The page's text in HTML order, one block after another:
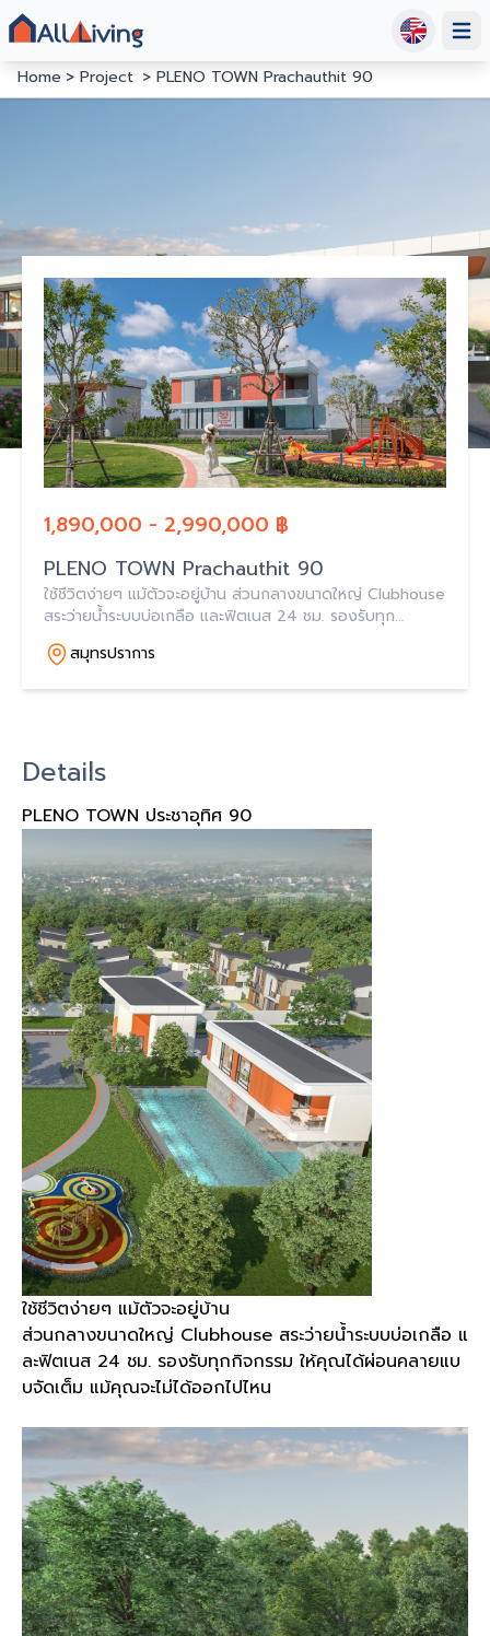
Home
Project PLENO TOWN Prachauthit 90
1,890,000 - 2,990,000 ฿
PLENO TOWN Prachauthit 90
ใช้ชีวิตง่ายๆ แม้ตัวจะอยู่บ้าน ส่วนกลางขนาดใหญ่ Clubhouse
สระว่ายน้ำระบบบ่อเกลือ และฟิตเนส 24 ชม. รองรับทุก
กิจกรรม ให้คุณได้ผ่อนคลายแบบจัดเต็ม แม้คุณจะไม่ได้ออกไป
ไหนสมุทรปราการ
Details
PLENO TOWN ประชาอุทิศ 90
ใช้ชีวิตง่ายๆ แม้ตัวจะอยู่บ้าน
ส่วนกลางขนาดใหญ่ Clubhouse สระว่ายน้ำระบบบ่อเกลือ แ
ละฟิตเนส 24 ชม. รองรับทุกกิจกรรม ให้คุณได้ผ่อนคลายแบ
บจัดเต็ม แม้คุณจะไม่ได้ออกไปไหน